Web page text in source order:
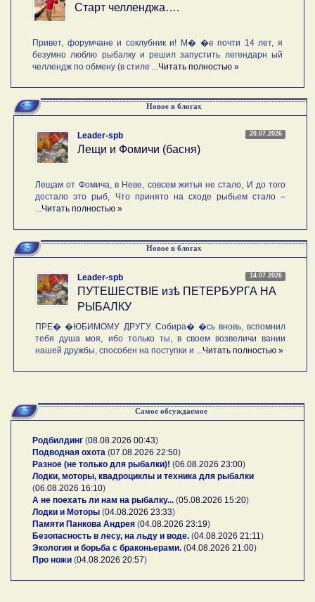
Старт челленджа….
Привет, форумчане и соклубник и! М� �е почти 14 лет, я
безумно люблю рыбалку и решил запустить легендарн ый
челлендж по обмену (в стиле ... Читать полностью »
Новое в блогах
20.07.2026
Leader-spb
Лещи и Фомичи (басня)
Лещам от Фомича, в Неве, совсем житья не стало, И до того
достало это рыб, Что принято на сходе рыбьем стало –
Читать полностью »
Новое в блогах
14.07.2026
Leader-spb
ПУТЕШЕСТВIE изѣ ПЕТЕРБУРГА НА
РЫБАЛКУ
ПРЕ� �ЮБИМОМУ ДРУГУ. Собира� �сь вновь, вспомнил
тебя душа моя, ибо только ты, в своем возвеличи вании
нашей дружбы, способен на поступки и ... Читать полностью »
Самое обсуждаемое
Родбилдинг (08.08.2026 00:43)
Подводная охота (07.08.2026 22:50)
Разное (не только для рыбалки)! (06.08.2026 23:00)
Лодки, моторы, квадроциклы и техника для рыбалки
(06.08.2026 16:10)
А не поехать ли нам на рыбалку... (05.08.2026 15:20)
Лодки и Моторы (04.08.2026 23:33)
Памяти Панкова Андрея (04.08.2026 23:19)
Безопасность в лесу, на льду и воде. (04.08.2026 21:11 )
Экология и борьба с браконьерами. (04.08.2026 21:00)
Про ножи (04.08.2026 20:57)